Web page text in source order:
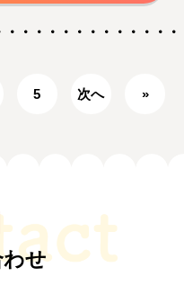
5 次へ »
せ